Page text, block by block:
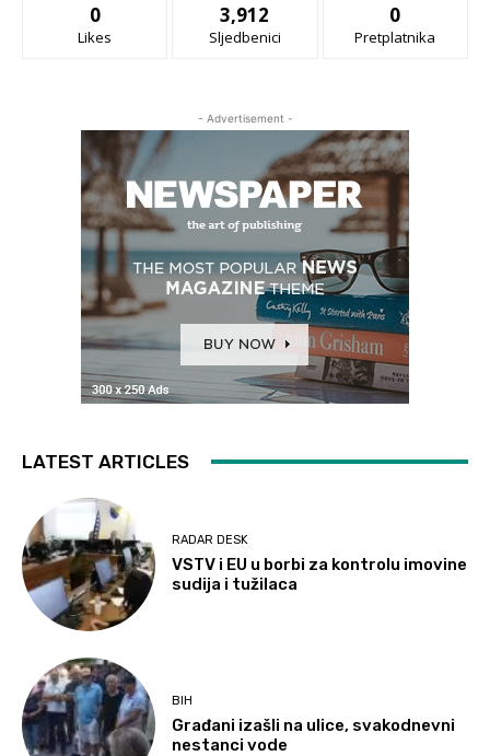
0
Likes
3,912
Sljedbenici
0
Pretplatnika
- Advertisement -
LATEST ARTICLES
RADAR DESK
VSTV i EU u borbi za kontrolu imovine
sudija i tužilaca
BIH
Građani izašli na ulice, svakodnevni
nestanci vode